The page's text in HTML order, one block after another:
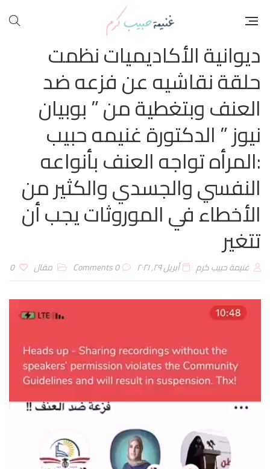
‏ديوانية الأكاديميات نظمت
حلقة نقاشيه عن فزعه ضد
العنف وبتغطية من ” بوبيان
نيوز ” الدكتورة غنيمه حبيب
:المرأه تواجه العنف بأنواعه
النفسي والجسدي والكثير من
الأخطاء في الموروثات يجب أن
تتغير
غنيمة حبيب كرم أبريل ۲۹, ۲۰۲۱ 0 Comments مقال 0